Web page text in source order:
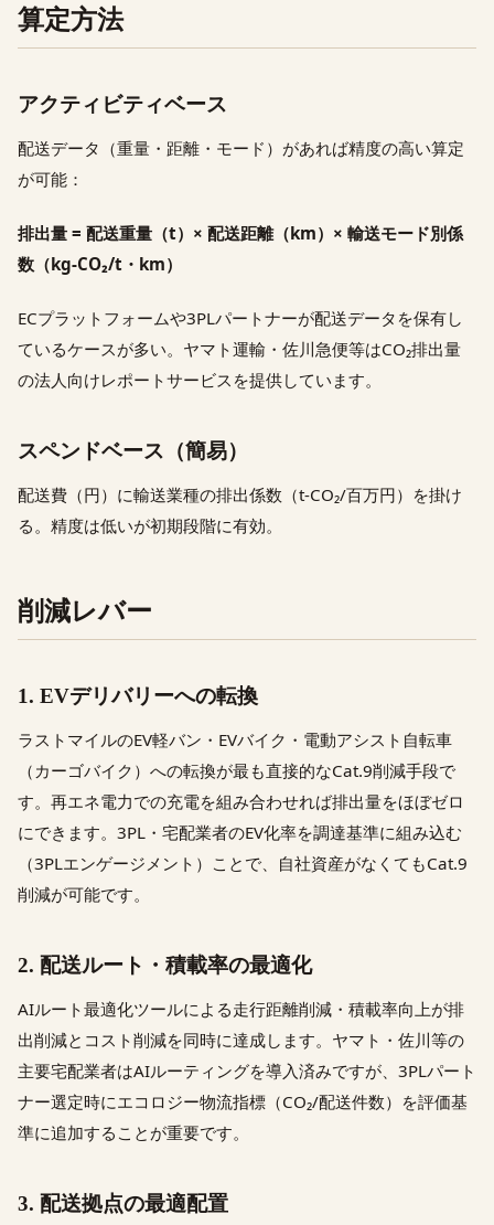
算定方法
アクティビティベース
配送データ（重量・距離・モード）があれば精度の高い算定
が可能：
排出量 = 配送重量（t）× 配送距離（km）× 輸送モード別係
数（kg-CO₂/t・km）
ECプラットフォームや3PLパートナーが配送データを保有し
ているケースが多い。ヤマト運輸・佐川急便等はCO₂排出量
の法人向けレポートサービスを提供しています。
スペンドベース（簡易）
配送費（円）に輸送業種の排出係数（t-CO₂/百万円）を掛け
る。精度は低いが初期段階に有効。
削減レバー
1. EVデリバリーへの転換
ラストマイルのEV軽バン・EVバイク・電動アシスト自転車
（カーゴバイク）への転換が最も直接的なCat.9削減手段で
す。再エネ電力での充電を組み合わせれば排出量をほぼゼロ
にできます。3PL・宅配業者のEV化率を調達基準に組み込む
（3PLエンゲージメント）ことで、自社資産がなくてもCat.9
削減が可能です。
2. 配送ルート・積載率の最適化
AIルート最適化ツールによる走行距離削減・積載率向上が排
出削減とコスト削減を同時に達成します。ヤマト・佐川等の
主要宅配業者はAIルーティングを導入済みですが、3PLパート
ナー選定時にエコロジー物流指標（CO₂/配送件数）を評価基
準に追加することが重要です。
3. 配送拠点の最適配置